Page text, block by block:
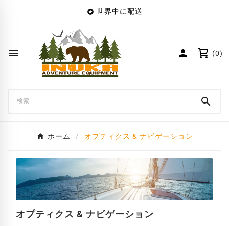
 世界中に配送
  (0)

ホーム オプティクス & ナビゲーション
オプティクス & ナビゲーション
Wishlist name